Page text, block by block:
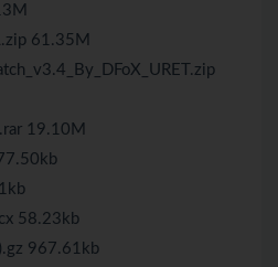
61.35M
19.10M
58.23kb
967.61kb